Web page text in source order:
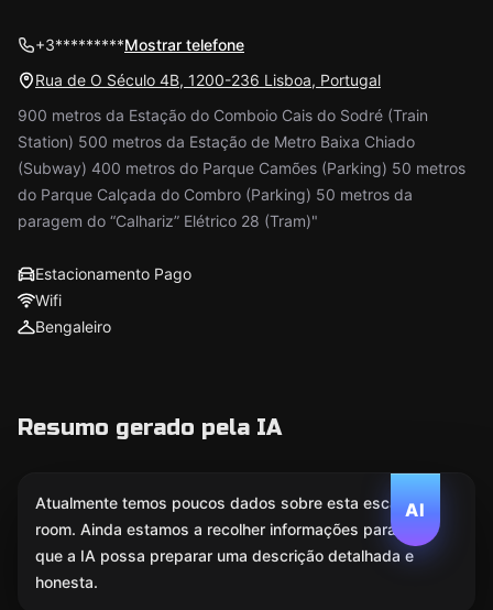
+3*********Mostrar telefone
Rua de O Século 4B, 1200-236 Lisboa, Portugal
900 metros da Estação do Comboio Cais do Sodré (Train
Station) 500 metros da Estação de Metro Baixa Chiado
(Subway) 400 metros do Parque Camões (Parking) 50 metros
do Parque Calçada do Combro (Parking) 50 metros da
paragem do “Calhariz” Elétrico 28 (Tram)"
Estacionamento Pago
Wifi
Bengaleiro
Resumo gerado pela IA
AI
Atualmente temos poucos dados sobre esta escape
room. Ainda estamos a recolher informações para
que a IA possa preparar uma descrição detalhada e
honesta.